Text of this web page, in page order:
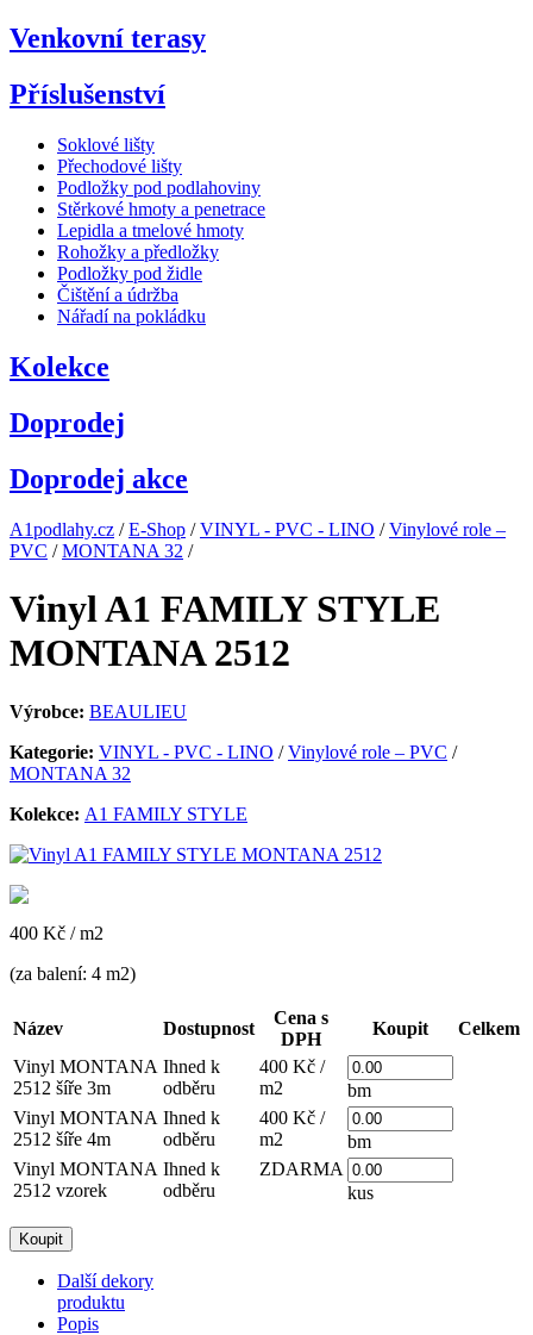
Venkovní terasy
Příslušenství
Soklové lišty
Přechodové lišty
Podložky pod podlahoviny
Stěrkové hmoty a penetrace
Lepidla a tmelové hmoty
Rohožky a předložky
Podložky pod židle
Čištění a údržba
Nářadí na pokládku
Kolekce
Doprodej
Doprodej akce
A1podlahy.cz /E-Shop /VINYL - PVC - LINO /Vinylové role –
PVC /MONTANA 32 /
Vinyl A1 FAMILY STYLE
MONTANA 2512
Výrobce: BEAULIEU
Kategorie: VINYL - PVC - LINO /Vinylové role – PVC /
MONTANA 32
Kolekce: A1 FAMILY STYLE
400 Kč / m2
(za balení: 4 m2)
Název Dostupnost
Cena s
DPH
Koupit
Celkem
Vinyl MONTANA
2512 šíře 3m
Ihned k
odběru
400 Kč /
m2
bm
Vinyl MONTANA
2512 šíře 4m
Ihned k
odběru
400 Kč /
m2
bm
Vinyl MONTANA
2512 vzorek
Ihned k
odběru
ZDARMA
kus
Další dekory
produktu
Popis